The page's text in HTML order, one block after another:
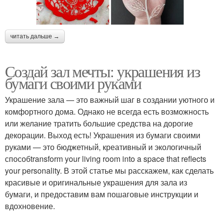
читать дальше →
Создай зал мечты: украшения из
бумаги своими руками
Украшение зала — это важный шаг в создании уютного и
комфортного дома. Однако не всегда есть возможность
или желание тратить большие средства на дорогие
декорации. Выход есть! Украшения из бумаги своими
руками — это бюджетный, креативный и экологичный
способtransform your living room into a space that reflects
your personality. В этой статье мы расскажем, как сделать
красивые и оригинальные украшения для зала из
бумаги, и предоставим вам пошаговые инструкции и
вдохновение.